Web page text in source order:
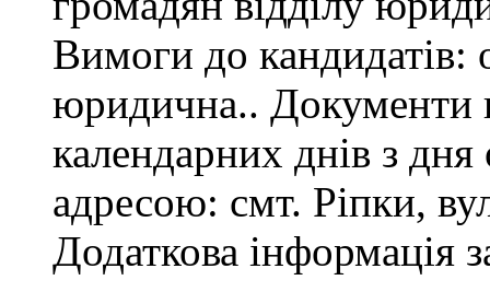
Вимоги до кандидатів:
юридична.. Документи
календарних днів з
адресою: смт. Ріпки,
Додаткова інформація